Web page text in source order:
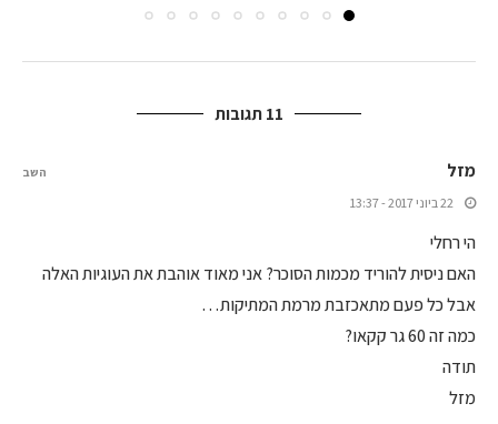
11 תגובות
מזל
22 ביוני 2017 - 13:37
הי רחלי
האם ניסית להוריד מכמות הסוכר? אני מאוד אוהבת את העוגיות האלה
אבל כל פעם מתאכזבת מרמת המתיקות…
כמה זה 60 גר קקאו?
תודה
מזל
השב